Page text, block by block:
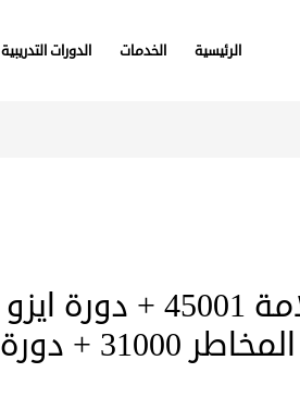
الرئيسية الخدمات الدورات التدريبية
عرض أهم 4 دورات الايزو السلامة 45001 + دورة ايزو
الجودة 9001 + دورة ايزو ادارة المخاطر 31000 + دورة